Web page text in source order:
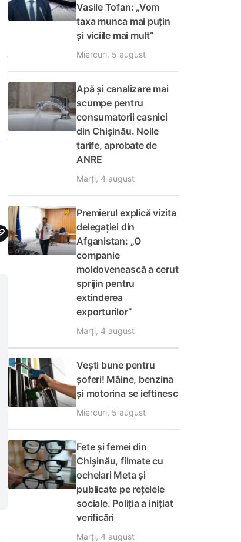
Vasile Tofan: „Vom
taxa munca mai puțin
și viciile mai mult”
Miercuri, 5 august
Apă și canalizare mai
scumpe pentru
consumatorii casnici
din Chișinău. Noile
tarife, aprobate de
ANRE
Marți, 4 august
Premierul explică vizita
delegației din
Afganistan: „O
companie
moldovenească a cerut
sprijin pentru
extinderea
exporturilor”
Marți, 4 august
Vești bune pentru
șoferi! Mâine, benzina
și motorina se ieftinesc
Miercuri, 5 august
Fete și femei din
Chișinău, filmate cu
ochelari Meta și
publicate pe rețelele
sociale. Poliția a inițiat
verificări
Marți, 4 august